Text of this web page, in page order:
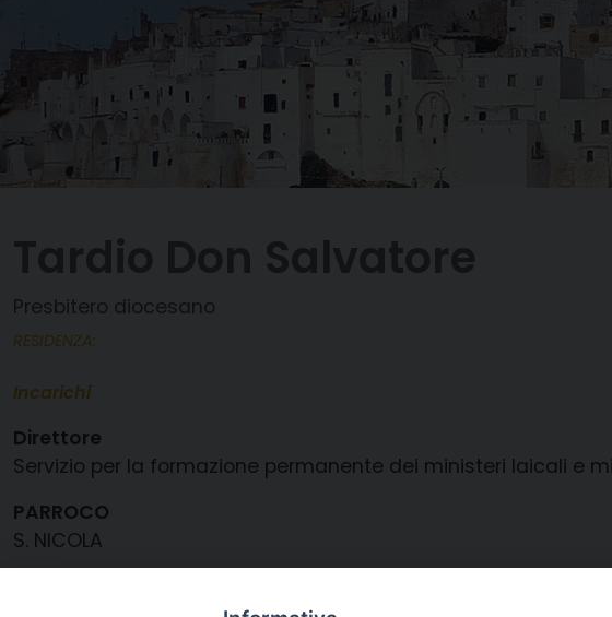
Presbitero diocesano
RESIDENZA:
Incarichi
Direttore
Servizio per la formazione permanente dei ministeri laicali e
PARROCO
S. NICOLA